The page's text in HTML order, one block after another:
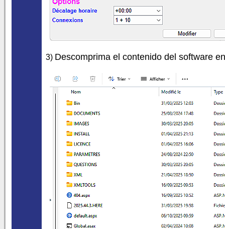
3) Descomprima el contenido del software